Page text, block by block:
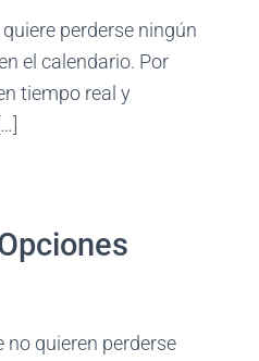
perderse ningún
el calendario. Por
tiempo real y
quieren perderse